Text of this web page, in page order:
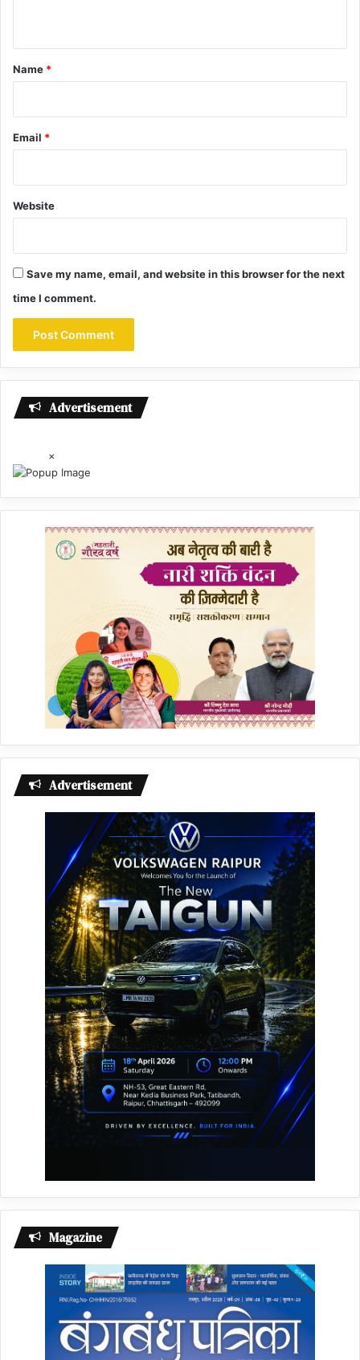
*
Name *
Email *
Website
Save my name, email, and website in this browser for the next
time I comment.
Advertisement
×
Advertisement
Magazine